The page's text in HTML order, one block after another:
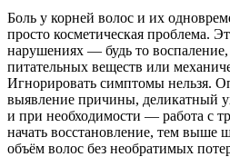
Боль у корней волос и их
просто косметическая проблема.
нарушениях — будь то воспаление,
питательных веществ или
Игнорировать симптомы нельзя.
выявление причины, деликатный
и при необходимости — работа с
начать восстановление, тем выше
объём волос без необратимых